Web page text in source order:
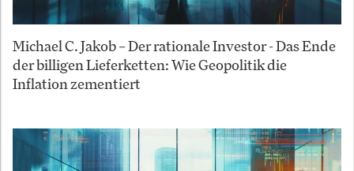
Michael C. Jakob – Der rationale Investor - Das Ende
der billigen Lieferketten: Wie Geopolitik die
Inflation zementiert